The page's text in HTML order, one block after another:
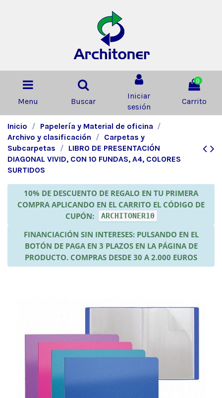
Menu Buscar
Iniciar
sesión
0
Carrito
Inicio
Papelería y Material de oficina
Archivo y clasificación
Carpetas y
Subcarpetas
LIBRO DE PRESENTACIÓN
DIAGONAL VIVID, CON 10 FUNDAS, A4, COLORES
SURTIDOS
10% DE DESCUENTO DE REGALO EN TU PRIMERA
COMPRA APLICANDO EN EL CARRITO EL CÓDIGO DE
CUPÓN:
ARCHITONER10
FINANCIACIÓN SIN INTERESES: PULSANDO EN EL
BOTÓN DE PAGA EN 3 PLAZOS EN LA PÁGINA DE
PRODUCTO. COMPRAS DESDE 30 A 2.000 EUROS